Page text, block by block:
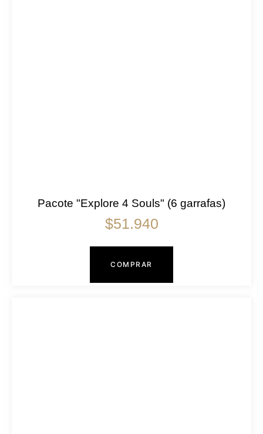
Pacote "Explore 4 Souls" (6 garrafas)
$51.940
COMPRAR